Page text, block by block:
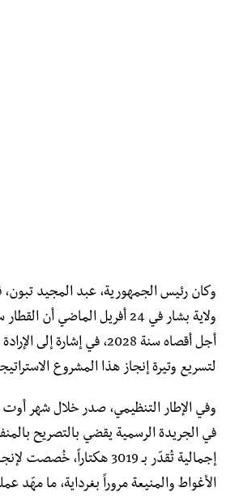
وكان رئيس الجمهورية، عبد المجيد تبون،
ولاية بشار في 24 أفريل الماضي
أجل أقصاه سنة 2028، في إشارة
لتسريع وتيرة إنجاز هذا المشروع
وفي الإطار التنظيمي، صدر خلال شهر
في الجريدة الرسمية يقضي بالتصريح
إجمالية تُقدّر بـ 3019
الأغواط والمنيعة مروراً بغرداية، ما مهّد